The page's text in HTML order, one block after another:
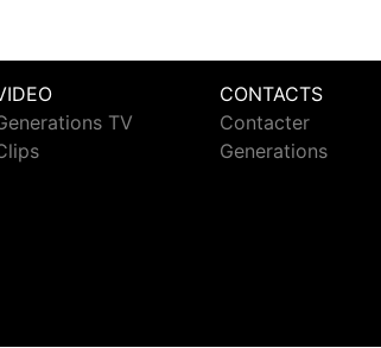
TV
CONTACTS
Contacter
Generations